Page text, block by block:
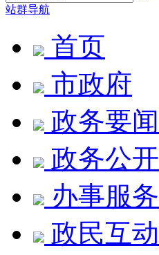
站群导航
首页
市政府
政务要闻
政务公开
办事服务
政民互动